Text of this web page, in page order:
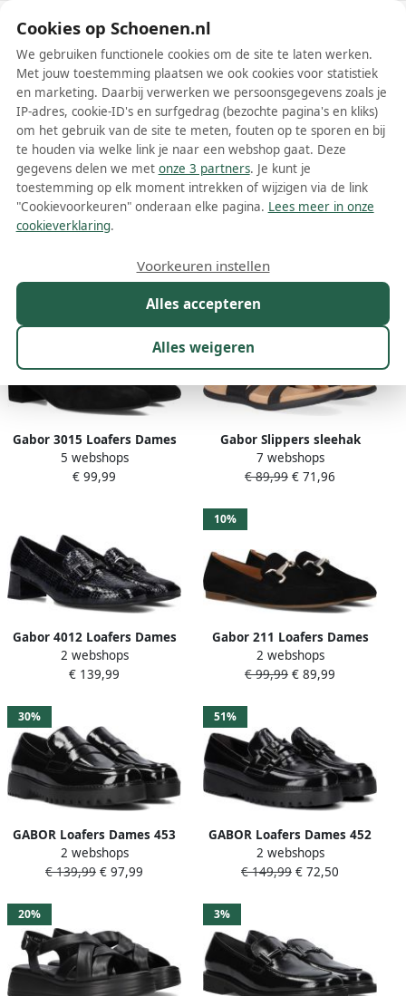
Schoenen.nl
Wis filters Alle filters
Zwarte Gabor dames instappers
Meer lezen
Gabor 3015 Loafers Dames
Instappers Zwart
5 webshops
€ 99,99
Gabor Slippers sleehak
zomerschoen pantoffels
met ademende leren
7 webshops
€ 89,99 € 71,96
Gabor 4012 Loafers Dames
Instappers Zwart
2 webshops
€ 139,99
10%
Gabor 211 Loafers Dames
Instappers Zwart
2 webshops
€ 99,99 € 89,99
30%
GABOR Loafers Dames 453
Maat: 42 Materiaal: Lakleer
Kleur: Zwart
2 webshops
€ 139,99 € 97,99
51%
GABOR Loafers Dames 452
Maat: 37 Materiaal: Leer
Kleur: Zwart
2 webshops
€ 149,99 € 72,50
20% 3%
Cookies op Schoenen.nl
We gebruiken functionele cookies om de site te laten werken.
Met jouw toestemming plaatsen we ook cookies voor statistiek
en marketing. Daarbij verwerken we persoonsgegevens zoals je
IP-adres, cookie-ID's en surfgedrag (bezochte pagina's en kliks)
om het gebruik van de site te meten, fouten op te sporen en bij
te houden via welke link je naar een webshop gaat. Deze
gegevens delen we met onze 3 partners. Je kunt je
toestemming op elk moment intrekken of wijzigen via de link
"Cookievoorkeuren" onderaan elke pagina. Lees meer in onze
cookieverklaring.
Alles accepteren
Alles weigeren
Voorkeuren instellen